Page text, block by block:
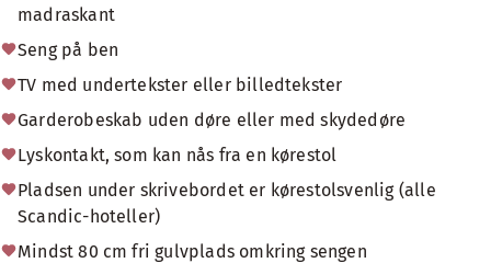
madraskant
Seng på ben
TV med undertekster eller billedtekster
Garderobeskab uden døre eller med skydedøre
Lyskontakt, som kan nås fra en kørestol
Pladsen under skrivebordet er kørestolsvenlig (alle
Scandic-hoteller)
Mindst 80 cm fri gulvplads omkring sengen